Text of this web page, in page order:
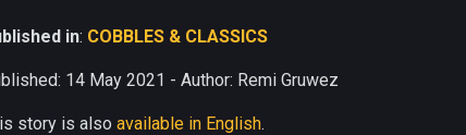
in: COBBLES & CLASSICS
14 May 2021 - Author: Remi Gruwez
story is also available in English.